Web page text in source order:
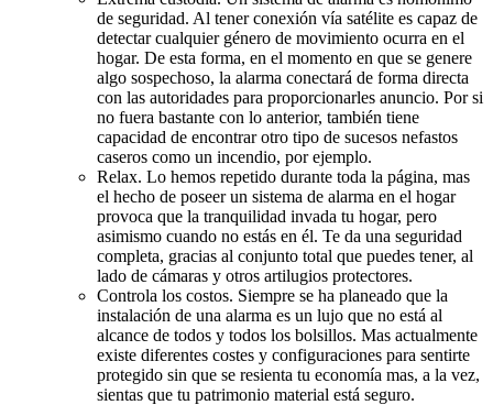
de seguridad. Al tener conexión vía satélite es capaz de
detectar cualquier género de movimiento ocurra en el
hogar. De esta forma, en el momento en que se genere
algo sospechoso, la alarma conectará de forma directa
con las autoridades para proporcionarles anuncio. Por si
no fuera bastante con lo anterior, también tiene
capacidad de encontrar otro tipo de sucesos nefastos
caseros como un incendio, por ejemplo.
Relax. Lo hemos repetido durante toda la página, mas
el hecho de poseer un sistema de alarma en el hogar
provoca que la tranquilidad invada tu hogar, pero
asimismo cuando no estás en él. Te da una seguridad
completa, gracias al conjunto total que puedes tener, al
lado de cámaras y otros artilugios protectores.
Controla los costos. Siempre se ha planeado que la
instalación de una alarma es un lujo que no está al
alcance de todos y todos los bolsillos. Mas actualmente
existe diferentes costes y configuraciones para sentirte
protegido sin que se resienta tu economía mas, a la vez,
sientas que tu patrimonio material está seguro.